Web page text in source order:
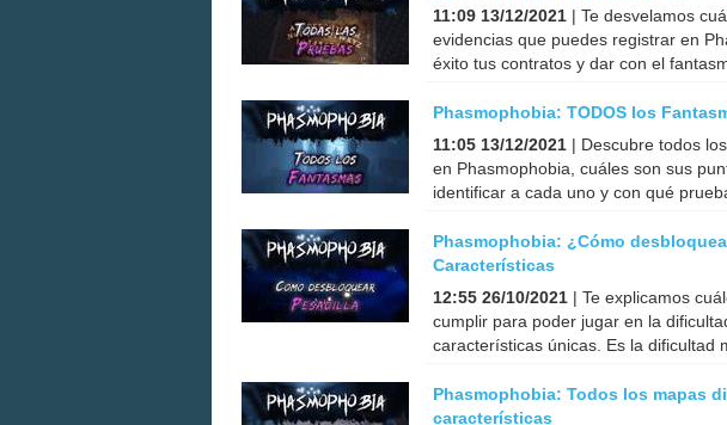
11:09 13/12/2021 | Te desvelamos
evidencias que puedes registrar en
éxito tus contratos y dar con el
Phasmophobia: TODOS los
11:05 13/12/2021 | Descubre todos
en Phasmophobia, cuáles son sus
identificar a cada uno y con qué
Phasmophobia: ¿Cómo
Características
12:55 26/10/2021 | Te explicamos
cumplir para poder jugar en la
características únicas. Es la dificultad
Phasmophobia: Todos los mapas
características